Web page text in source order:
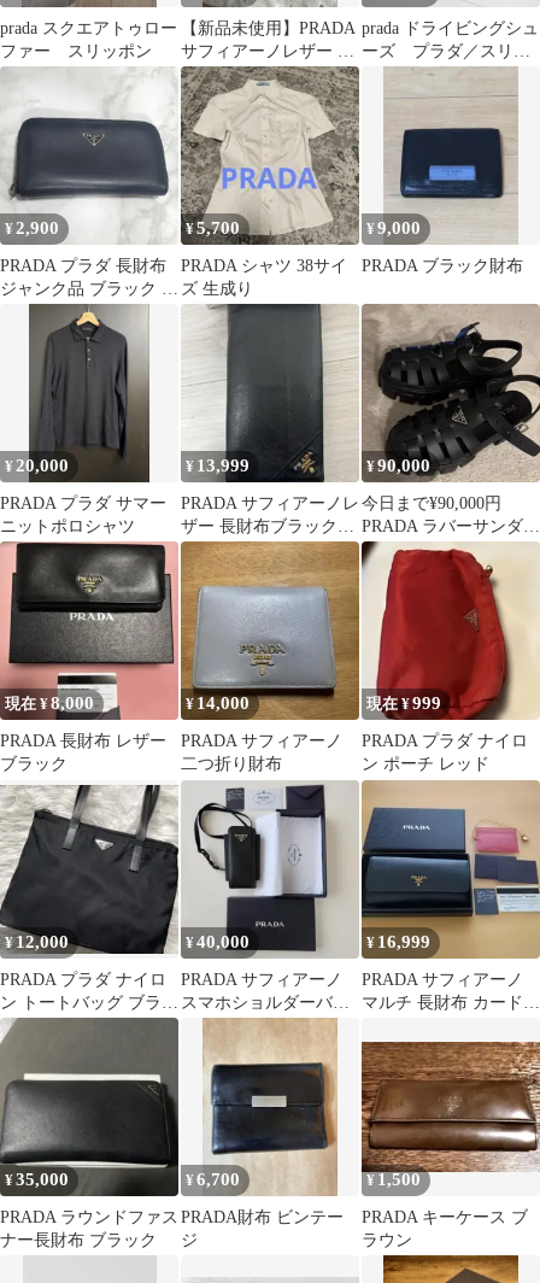
prada スクエアトゥロー
ファー スリッポン
【新品未使用】PRADA
サフィアーノレザー 6
連キーケース ブラック
prada ドライビングシュ
ーズ プラダ／スリッ
ポン／ローファー
¥2,900
PRADA プラダ 長財布
ジャンク品 ブラック フ
ァスナー 財布 レディー
¥5,700
PRADA シャツ 38サイ
ズ 生成り
¥9,000
PRADA ブラック財布
¥20,000
PRADA プラダ サマー
ニットポロシャツ
¥ 13,999
PRADA サフィアーノレ
ザー 長財布ブラックメ
ンズ 正規品 箱・ギャラ
ンティ付
¥90,000
今日まで¥90,000円
PRADA ラバーサンダル
ブラック
現在 ¥8,000
PRADA 長財布 レザー
ブラック
¥14,000
PRADA サフィアーノ
二つ折り財布
現在 ¥999
PRADA プラダ ナイロ
ン ポーチ レッド
¥ 12,000
PRADA プラダ ナイロ
ン トートバッグ ブラッ
ク
¥40,000
PRADA サフィアーノ
スマホショルダーバッ
¥ 16,999
PRADA サフィアーノ
マルチ 長財布 カードケ
¥35,000
PRADA ラウンドファス
ナー長財布 ブラック
¥6,700
PRADA財布 ビンテー
ジ
¥ 1,500
PRADA キーケース ブ
ラウン